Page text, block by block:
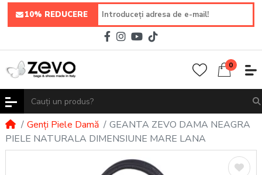
10% REDUCERE
0
Genți Piele Damă
GEANTA ZEVO DAMA NEAGRA
PIELE NATURALA DIMENSIUNE MARE LANA